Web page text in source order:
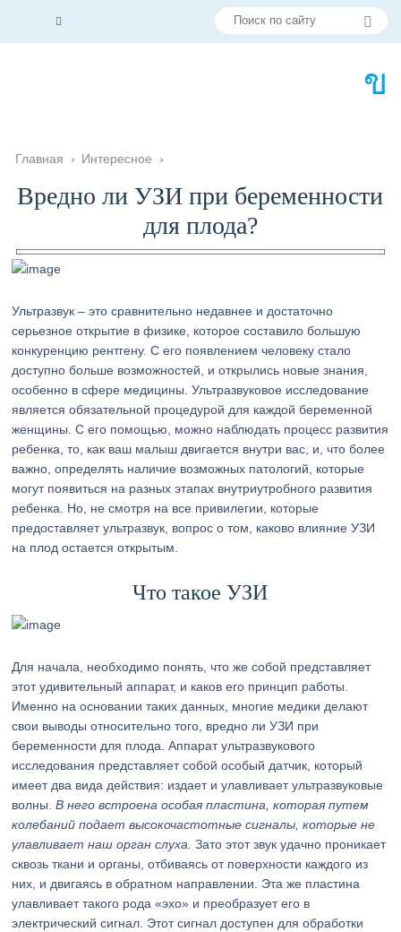
Главная › Интересное ›
Вредно ли УЗИ при беременности
для плода?
Ультразвук – это сравнительно недавнее и достаточно
серьезное открытие в физике, которое составило большую
конкуренцию рентгену. С его появлением человеку стало
доступно больше возможностей, и открылись новые знания,
особенно в сфере медицины. Ультразвуковое исследование
является обязательной процедурой для каждой беременной
женщины. С его помощью, можно наблюдать процесс развития
ребенка, то, как ваш малыш двигается внутри вас, и, что более
важно, определять наличие возможных патологий, которые
могут появиться на разных этапах внутриутробного развития
ребенка. Но, не смотря на все привилегии, которые
предоставляет ультразвук, вопрос о том, каково влияние УЗИ
на плод остается открытым.
Что такое УЗИ
Для начала, необходимо понять, что же собой представляет
этот удивительный аппарат, и каков его принцип работы.
Именно на основании таких данных, многие медики делают
свои выводы относительно того, вредно ли УЗИ при
беременности для плода. Аппарат ультразвукового
исследования представляет собой особый датчик, который
имеет два вида действия: издает и улавливает ультразвуковые
волны.В него встроена особая пластина, которая путем
колебаний подает высокочастотные сигналы, которые не
улавливает наш орган слуха. Зато этот звук удачно проникает
сквозь ткани и органы, отбиваясь от поверхности каждого из
них, и двигаясь в обратном направлении. Эта же пластина
улавливает такого рода «эхо» и преобразует его в
электрический сигнал. Этот сигнал доступен для обработки